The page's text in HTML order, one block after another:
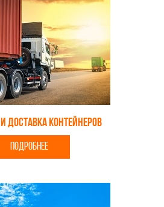
доставка контейнеров
ПОДРОБНЕЕ